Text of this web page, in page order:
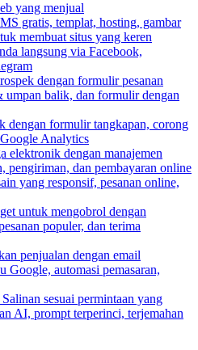
yang menjual
gratis, templat, hosting, gambar
membuat situs yang keren
langsung via Facebook,
dengan formulir pesanan
balik, dan formulir dengan
dengan formulir tangkapan, corong
Analytics
elektronik dengan manajemen
pengiriman, dan pembayaran online
yang responsif, pesanan online,
untuk mengobrol dengan
populer, dan terima
penjualan dengan email
Google, automasi pemasaran,
Salinan sesuai permintaan yang
AI, prompt terperinci, terjemahan